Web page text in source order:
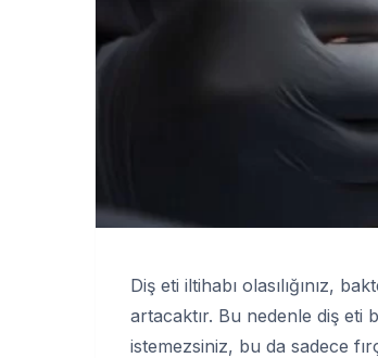
Diş eti iltihabı olasılığınız,
artacaktır. Bu nedenle diş eti
istemezsiniz, bu da sadece